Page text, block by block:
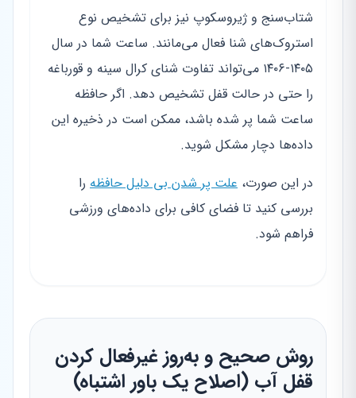
شتاب‌سنج و ژیروسکوپ نیز برای تشخیص نوع
استروک‌های شنا فعال می‌مانند. ساعت شما در سال
۱۴۰۵-۱۴۰۶ می‌تواند تفاوت شنای کرال سینه و قورباغه
را حتی در حالت قفل تشخیص دهد. اگر حافظه
ساعت شما پر شده باشد، ممکن است در ذخیره این
داده‌ها دچار مشکل شوید.
در این صورت، علت پر شدن بی دلیل حافظه را
بررسی کنید تا فضای کافی برای داده‌های ورزشی
فراهم شود.
روش صحیح و به‌روز غیرفعال کردن
قفل آب (اصلاح یک باور اشتباه)